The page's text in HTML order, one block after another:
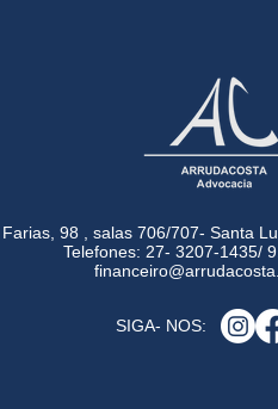
98 , salas 706/707- Santa
Telefones: 27- 3207-1435/
SIGA- NOS: